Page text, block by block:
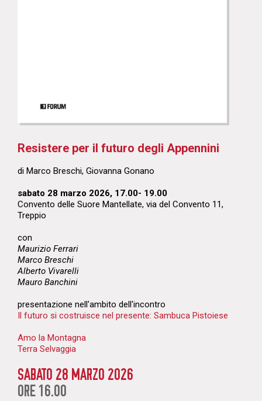
Resistere per il futuro degli Appennini
di Marco Breschi, Giovanna Gonano
sabato 28 marzo 2026, 17.00- 19.00
Convento delle Suore Mantellate, via del Convento 11,
Treppio
con
Maurizio Ferrari
Marco Breschi
Alberto Vivarelli
Mauro Banchini
presentazione nell'ambito dell'incontro
Il futuro si costruisce nel presente: Sambuca Pistoiese
Amo la Montagna
Terra Selvaggia
SABATO 28 MARZO 2026
ORE 16.00